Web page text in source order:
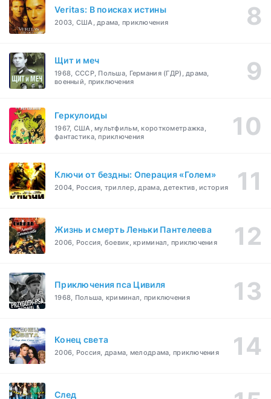
Veritas: В поисках истины
2003, США, драма, приключения
Щит и меч
1968, СССР, Польша, Германия (ГДР), драма,
военный, приключения
Геркулоиды
1967, США, мультфильм, короткометражка,
фантастика, приключения
Ключи от бездны: Операция «Голем»
2004, Россия, триллер, драма, детектив, история
Жизнь и смерть Леньки Пантелеева
2006, Россия, боевик, криминал, приключения
Приключения пса Цивиля
1968, Польша, криминал, приключения
Конец света
2006, Россия, драма, мелодрама, приключения
След